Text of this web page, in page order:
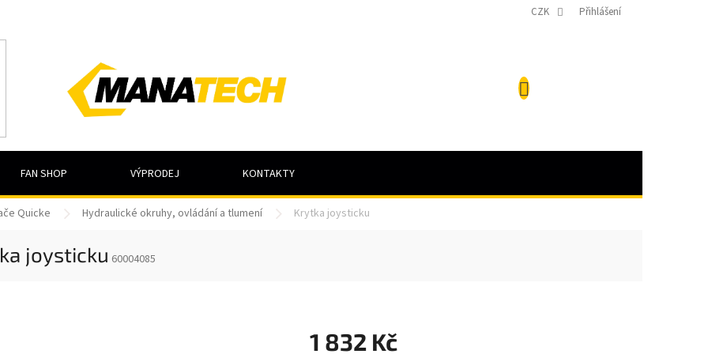
CZK Přihlášení
FAN SHOP VÝPRODEJ KONTAKTY
Quicke Hydraulické okruhy, ovládání a tlumení Krytka joysticku
joysticku 60004085
1 832 Kč